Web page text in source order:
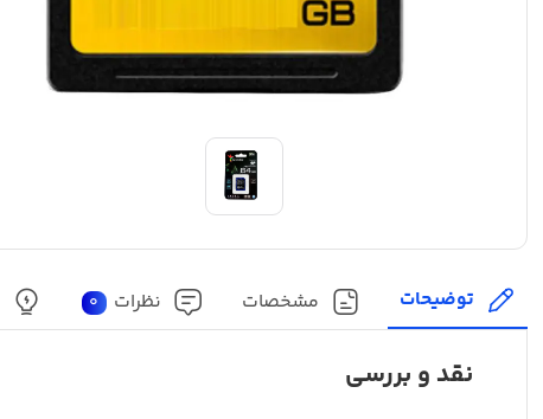
توضیحات مشخصات نظرات 0
نقد و بررسی